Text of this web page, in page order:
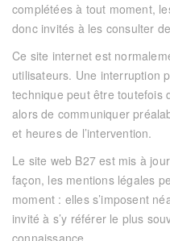
complétées à tout moment,
donc invités à les consulter
Ce site internet est
utilisateurs. Une interruption
technique peut être toutefois
alors de communiquer
et heures de l’intervention.
Le site web B27 est mis à
façon, les mentions légales
moment : elles s’imposent
invité à s’y référer le plus
connaissance.